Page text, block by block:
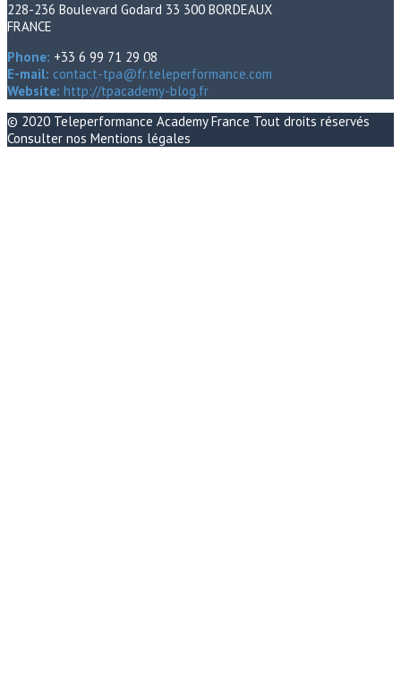
228-236 Boulevard Godard 33 300 BORDEAUX
FRANCE
Phone: +33 6 99 71 29 08
E-mail: contact-tpa@fr.teleperformance.com
Website: http://tpacademy-blog.fr
© 2020 Teleperformance Academy France Tout droits réservés
Consulter nos Mentions légales